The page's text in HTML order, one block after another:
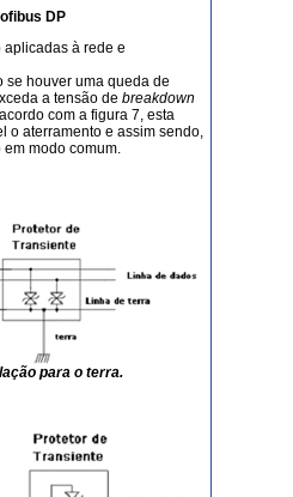
DP
aplicadas à rede e
se houver uma queda de
a tensão de breakdown
com a figura 7, esta
o aterramento e assim sendo,
modo comum.
para o terra.